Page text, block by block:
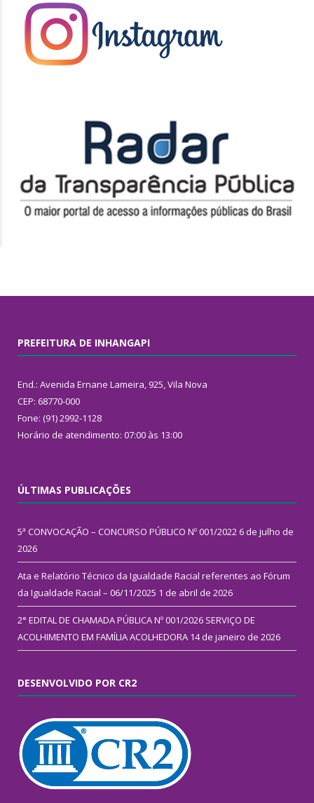
PREFEITURA DE INHANGAPI
End.: Avenida Ernane Lameira, 925, Vila Nova
CEP: 68770-000
Fone: (91) 2992-1128
Horário de atendimento: 07:00 às 13:00
ÚLTIMAS PUBLICAÇÕES
5ª CONVOCAÇÃO – CONCURSO PÚBLICO Nº 001/2022 6 de julho de
2026
Ata e Relatório Técnico da Igualdade Racial referentes ao Fórum
da Igualdade Racial – 06/11/2025 1 de abril de 2026
2° EDITAL DE CHAMADA PÚBLICA Nº 001/2026 SERVIÇO DE
ACOLHIMENTO EM FAMÍLIA ACOLHEDORA 14 de janeiro de 2026
DESENVOLVIDO POR CR2